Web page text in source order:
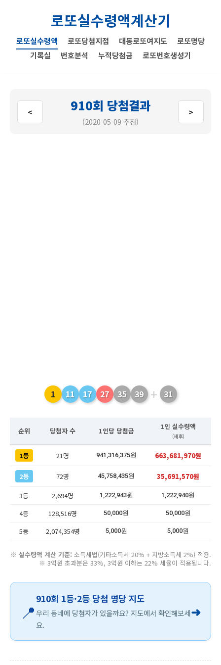
로또실수령액계산기
로또실수령액 로또당첨지점 대동로또여지도
로또명당
기록실
번호분석 누적당첨금 로또번호생성기
< 910회 당첨결과
(2020-05-09 추첨)
>
1 11 17 27 35 39 + 31
순위 당첨자 수 1인당 당첨금 1인 실수령액
(세후)
1등 21명 941,316,375원 663,681,970원
2등 72명 45,758,435원 35,691,570원
3등 2,694명 1,222,943원 1,222,940원
4등 128,516명 50,000원 50,000원
5등 2,074,354명 5,000원 5,000원
※ 실수령액 계산 기준: 소득세법(기타소득세 20% + 지방소득세 2%) 적용.
※ 3억원 초과분은 33%, 3억원 이하는 22% 세율이 적용됩니다.
📍
910회 1등·2등 당첨 명당 지도
우리 동네에 당첨자가 있을까요? 지도에서 확인해보세
요.
➜